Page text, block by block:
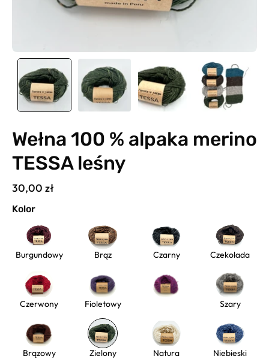
Wełna 100 % alpaka merino
TESSA leśny
30,00 zł
Kolor
Burgundowy Brąz Czarny Czekolada
Czerwony Fioletowy Szary
Brązowy Zielony Natura Niebieski